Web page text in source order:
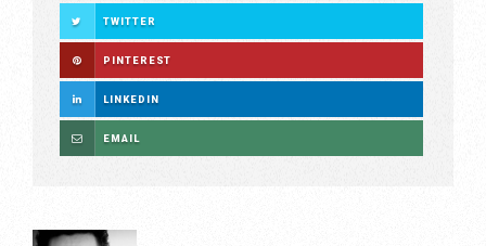
TWITTER
PINTEREST
LINKEDIN
EMAIL